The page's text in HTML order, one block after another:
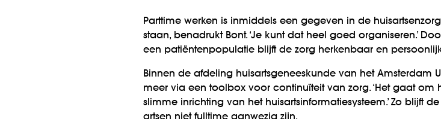
Parttime werken is inmiddels een gegeven in de
staan, benadrukt Bont. ‘Je kunt dat heel goed organiseren.’
een patiëntenpopulatie blijft de zorg herkenbaar en
Binnen de afdeling huisartsgeneeskunde van het Amsterdam
meer via een toolbox voor continuïteit van zorg. ‘Het gaat
slimme inrichting van het huisartsinformatiesysteem.’ Zo blijft